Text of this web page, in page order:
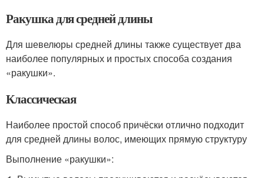
Ракушка для средней длины
Для шевелюры средней длины также существует два
наиболее популярных и простых способа создания
«ракушки».
Классическая
Наиболее простой способ причёски отлично подходит
для средней длины волос, имеющих прямую структуру
Выполнение «ракушки»: